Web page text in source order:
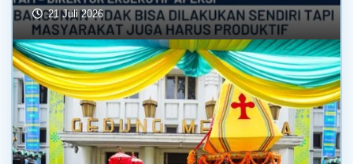
21 Juli 2026